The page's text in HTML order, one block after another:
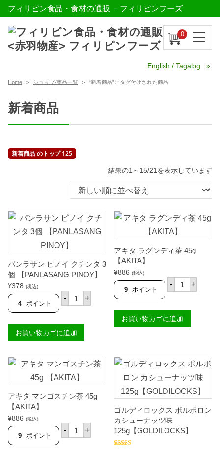
フィリピン食品・食材の通販 －フィリピンフーズ
0
English / Tagalog
Home ショップ-商品一覧 “新着商品”にタグ付けされた商品
新着商品
新着商品 のトップ 125
結果の1～15/21を表示しています
し
パンラサン ピノイ クチンタ 3
個 【PANLASANG PINOY】
¥378 (税込)
4 ポイント
- パ
ン
ン
ピ
ノ
ク
チ
ン
タ
個
L
+
お買い物カゴに追加
アキタ ラグンディ茶 45g
【AKITA】
¥886 (税込)
9 ポイント
- ア
キ
グ
ン
デ
5
g
【
A
K
I
T
A
個
+
お買い物カゴに追加
アキタ マンゴスチン茶 45g
【AKITA】
¥886 (税込)
9 ポイント
- ア
キ
+
ゴルディロックス ポルボロン
カシューナッツ味
125g【GOLDILOCKS】